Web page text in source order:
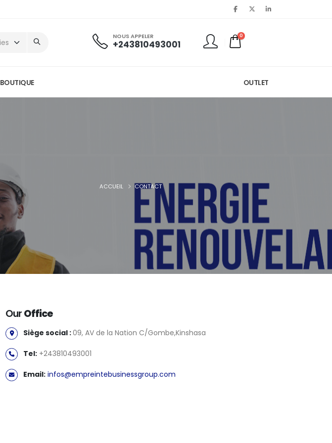
NOUS APPELER
+243810493001
0
BOUTIQUE OUTLET
ACCUEIL CONTACT
OurOffice
Siège social :09, AV de la Nation C/Gombe,Kinshasa
Tel: +243810493001
Email: infos@empreintebusinessgroup.com